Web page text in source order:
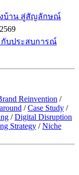
งบ้าน สู่สัญลักษณ์
กับประสบการณ์
Reinvention /
/Case Study /
/Digital Disruption
Strategy /Niche